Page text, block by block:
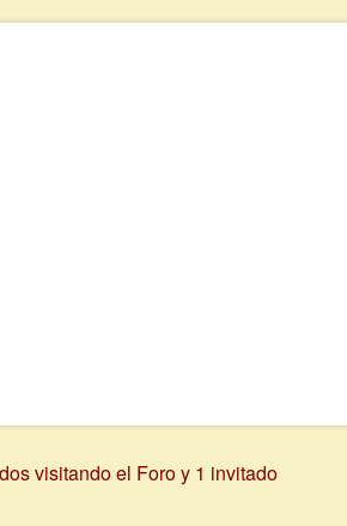
visitando el Foro y 1 invitado